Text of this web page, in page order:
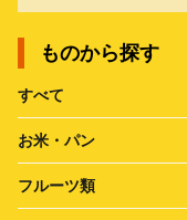
ものから探す
すべて
お米・パン
フルーツ類